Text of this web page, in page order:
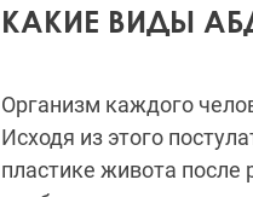
КАКИЕ ВИДЫ
Организм каждого
Исходя из этого
пластике живота